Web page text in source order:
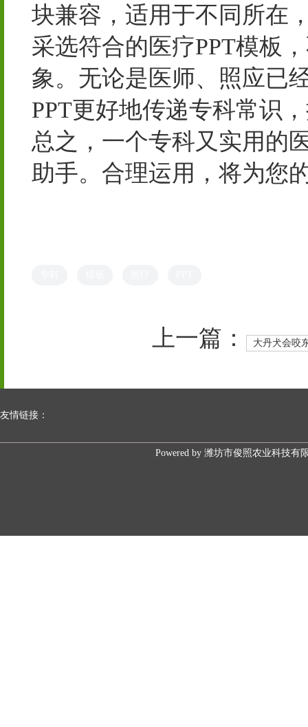
块兼容，适用于不同所在
采选符合的医疗PPT模板
象。无论是医师、照应已
PPT更好地传递专科常识
总之，一个专科又实用的
助手。合理运用，将为您
上一篇： 大丹犬会咬
友情链接：
Powered by潍坊市俊照农业科技有